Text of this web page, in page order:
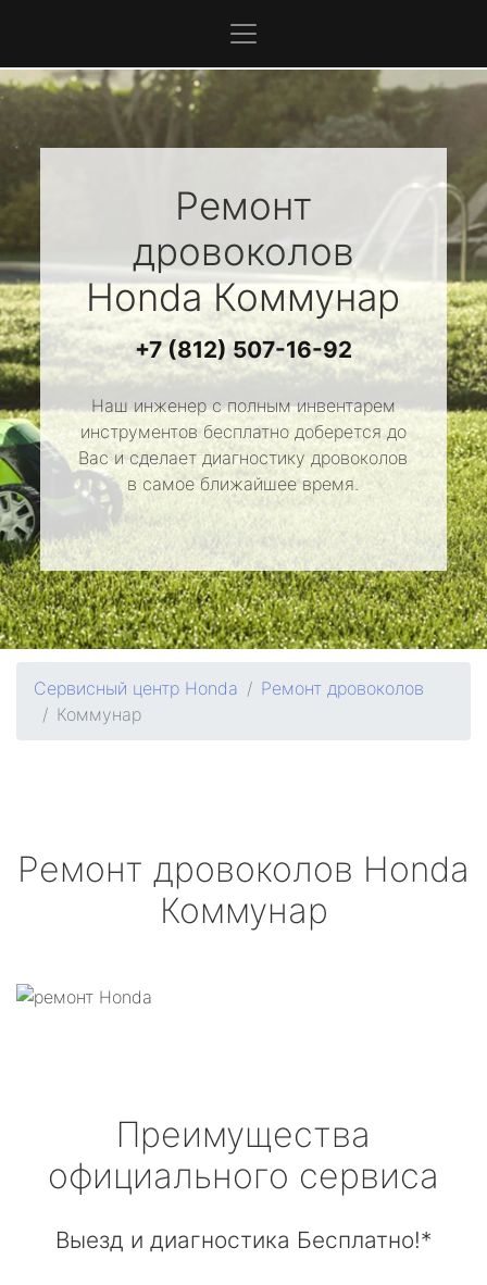
Ремонт
дровоколов
HondaКоммунар
+7 (812) 507-16-92
Наш инженер с полным инвентарем
инструментов бесплатно доберется до
Вас и сделает диагностику дровоколов
в самое ближайшее время.
Сервисный центр Honda
Ремонт дровоколов
Коммунар
Ремонт дровоколов Honda
Коммунар
Преимущества
официального сервиса
Выезд и диагностика Бесплатно!*